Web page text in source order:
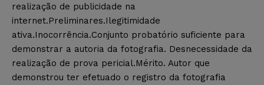
realização de publicidade na
internet.Preliminares.Ilegitimidade
ativa.Inocorrência.Conjunto probatório suficiente para
demonstrar a autoria da fotografia. Desnecessidade da
realização de prova pericial.Mérito. Autor que
demonstrou ter efetuado o registro da fotografia